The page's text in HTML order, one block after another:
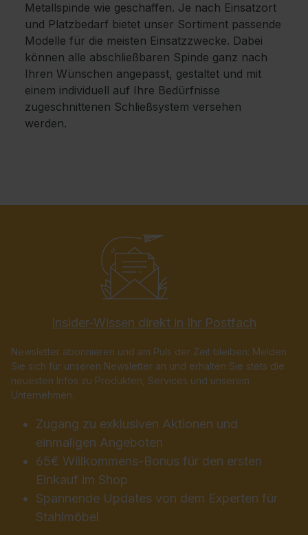
Metallspinde wie geschaffen. Je nach Einsatzort
und Platzbedarf bietet unser Sortiment passende
Modelle für die meisten Einsatzzwecke. Dabei
können alle abschließbaren Spinde ganz nach
Ihren Wünschen angepasst, gestaltet und mit
einem individuell auf Ihre Bedürfnisse
zugeschnittenen Schließsystem versehen
werden.
Insider-Wissen direkt in Ihr Postfach
Newsletter abonnieren und am Puls der Zeit bleiben: Melden
Sie sich für unseren Newsletter an und erhalten Sie stets die
neuesten Infos zu Produkten, Services und unserem
Unternehmen.
Zugang zu exklusiven Aktionen und
einmaligen Angeboten
65€ Willkommens-Bonus für den ersten
Einkauf im Shop
Spannende Updates von dem Experten für
Stahlmöbel